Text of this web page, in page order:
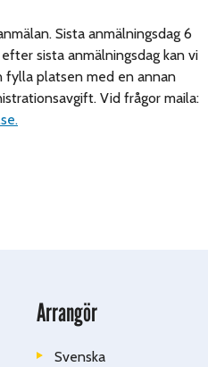
Sista anmälningsdag 6
sista anmälningsdag kan vi
fylla platsen med en annan
Vid frågor maila:
Arrangör
Svenska